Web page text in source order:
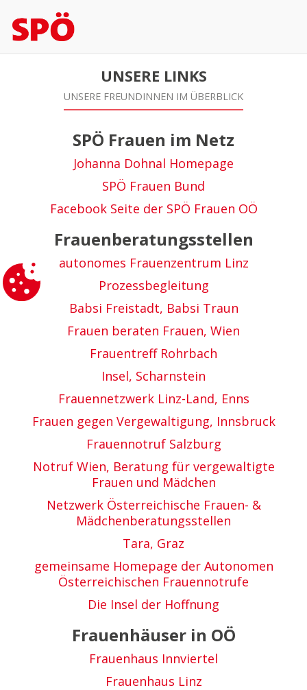
UNSERE LINKS
UNSERE FREUNDINNEN IM ÜBERBLICK
SPÖ Frauen im Netz
Johanna Dohnal Homepage
SPÖ Frauen Bund
Facebook Seite der SPÖ Frauen OÖ
Frauenberatungsstellen
autonomes Frauenzentrum Linz
Prozessbegleitung
Babsi Freistadt, Babsi Traun
Frauen beraten Frauen, Wien
Frauentreff Rohrbach
Insel, Scharnstein
Frauennetzwerk Linz-Land, Enns
Frauen gegen Vergewaltigung, Innsbruck
Frauennotruf Salzburg
Notruf Wien, Beratung für vergewaltigte
Frauen und Mädchen
Netzwerk Österreichische Frauen- &
Mädchenberatungsstellen
Tara, Graz
gemeinsame Homepage der Autonomen
Österreichischen Frauennotrufe
Die Insel der Hoffnung
Frauenhäuser in OÖ
Frauenhaus Innviertel
Frauenhaus Linz